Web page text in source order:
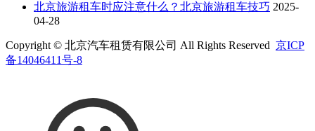
北京旅游租车时应注意什么？北京旅游租车技巧 2025-
04-28
Copyright © 北京汽车租赁有限公司 All Rights Reserved 京ICP
备14046411号-8